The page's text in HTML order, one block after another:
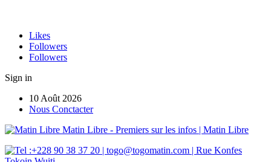
Likes
Followers
Followers
Sign in
10 Août 2026
Nous Conctacter
Matin Libre - Premiers sur les infos | Matin Libre